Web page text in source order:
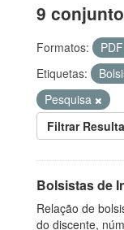
9
Formatos: PDF
Etiquetas:
Pesquisa
Filtrar
Bolsistas de
Relação de
do discente,